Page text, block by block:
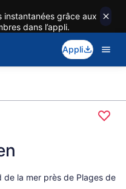
instantanées grâce aux
dans l’appli.
Appli
la mer près de Plages de